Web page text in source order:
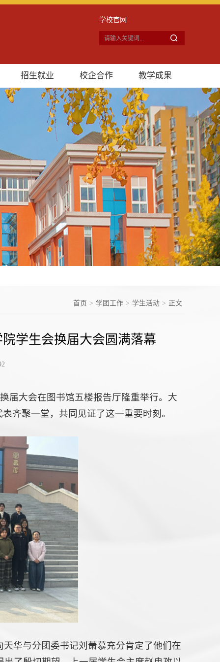
学校官网
招生就业 校企合作 教学成果
首页 > 学团工作 > 学生活动 > 正文
学生会换届大会圆满落幕
届大会在图书馆五楼报告厅隆重举行。大
齐聚一堂，共同见证了这一重要时刻。
华与分团委书记刘萧慕充分肯定了他们在